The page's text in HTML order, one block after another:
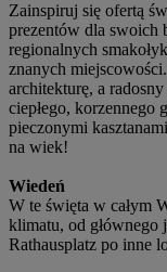
Zainspiruj się ofertą
prezentów dla swoich
regionalnych
znanych
architekturę, a
ciepłego, korzennego
pieczonymi
na wiek!
Wiedeń
W te święta w całym
klimatu, od głównego
Rathausplatz po inne